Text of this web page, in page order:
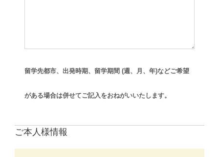
留学先都市、出発時期、留学期間 (週、月、年)などご希望
がある場合は併せてご記入をおねがいいたします。
ご本人様情報